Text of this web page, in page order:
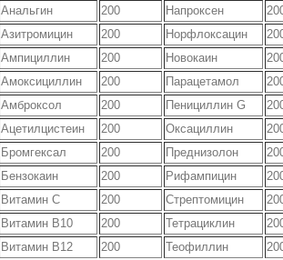
Анальгин
200 Напроксен
Азитромицин
200 Норфлоксацин
Ампициллин
200 Новокаин
Амоксициллин
200 Парацетамол
Амброксол
200 Пенициллин G
Ацетилцистеин
200 Оксациллин
Бромгексал
200 Преднизолон
Бензокаин
200 Рифампицин
Витамин С
200 Стрептомицин
Витамин В10
200 Тетрациклин
Витамин В12
200 Теофиллин